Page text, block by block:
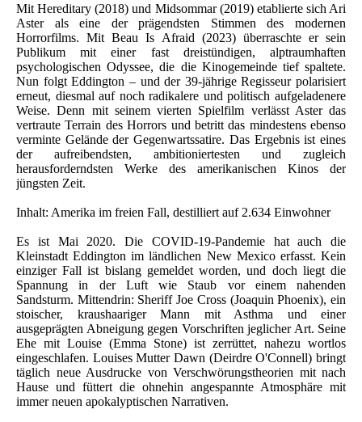
Mit Hereditary (2018) und Midsommar (2019) etablierte sich Ari
Aster als eine der prägendsten Stimmen des modernen
Horrorfilms. Mit Beau Is Afraid (2023) überraschte er sein
Publikum mit einer fast dreistündigen, alptraumhaften
psychologischen Odyssee, die die Kinogemeinde tief spaltete.
Nun folgt Eddington – und der 39-jährige Regisseur polarisiert
erneut, diesmal auf noch radikalere und politisch aufgeladenere
Weise. Denn mit seinem vierten Spielfilm verlässt Aster das
vertraute Terrain des Horrors und betritt das mindestens ebenso
verminte Gelände der Gegenwartssatire. Das Ergebnis ist eines
der aufreibendsten, ambitioniertesten und zugleich
herausforderndsten Werke des amerikanischen Kinos der
jüngsten Zeit.
Inhalt: Amerika im freien Fall, destilliert auf 2.634 Einwohner
Es ist Mai 2020. Die COVID-19-Pandemie hat auch die
Kleinstadt Eddington im ländlichen New Mexico erfasst. Kein
einziger Fall ist bislang gemeldet worden, und doch liegt die
Spannung in der Luft wie Staub vor einem nahenden
Sandsturm. Mittendrin: Sheriff Joe Cross (Joaquin Phoenix), ein
stoischer, kraushaariger Mann mit Asthma und einer
ausgeprägten Abneigung gegen Vorschriften jeglicher Art. Seine
Ehe mit Louise (Emma Stone) ist zerrüttet, nahezu wortlos
eingeschlafen. Louises Mutter Dawn (Deirdre O'Connell) bringt
täglich neue Ausdrucke von Verschwörungstheorien mit nach
Hause und füttert die ohnehin angespannte Atmosphäre mit
immer neuen apokalyptischen Narrativen.